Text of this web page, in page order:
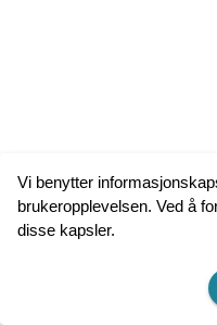
Vi benytter
brukeropplevelsen. Ved å
disse kapsler.